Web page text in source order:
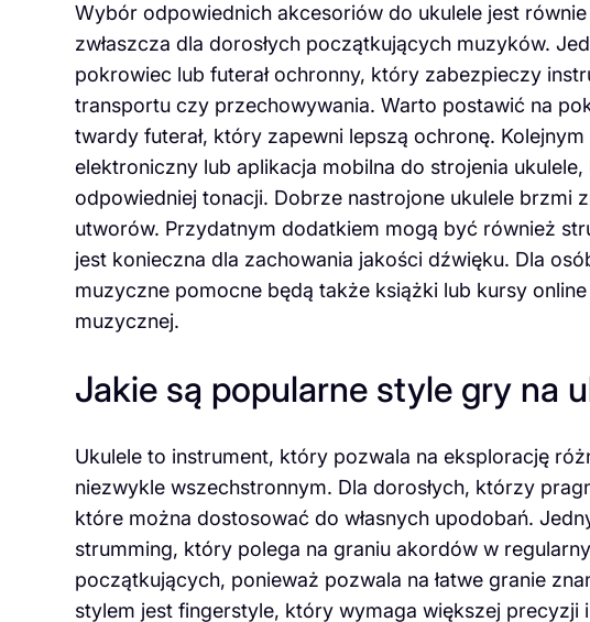
Wybór odpowiednich akcesoriów do ukulele jest
zwłaszcza dla dorosłych początkujących muzyków.
pokrowiec lub futerał ochronny, który zabezpieczy
transportu czy przechowywania. Warto postawić na
twardy futerał, który zapewni lepszą ochronę.
elektroniczny lub aplikacja mobilna do strojenia
odpowiedniej tonacji. Dobrze nastrojone ukulele brzmi
utworów. Przydatnym dodatkiem mogą być również
jest konieczna dla zachowania jakości dźwięku. Dla
muzyczne pomocne będą także książki lub kursy
muzycznej.
Jakie są popularne style gry na
Ukulele to instrument, który pozwala na eksplorację
niezwykle wszechstronnym. Dla dorosłych, którzy
które można dostosować do własnych upodobań.
strumming, który polega na graniu akordów w
początkujących, ponieważ pozwala na łatwe granie
stylem jest fingerstyle, który wymaga większej precyzji